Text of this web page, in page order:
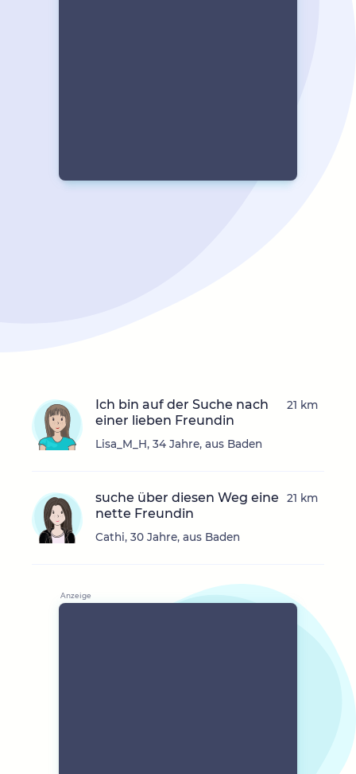
Ich bin auf der Suche nach
einer lieben Freundin
Lisa_M_H, 34 Jahre, aus Baden
21 km
suche über diesen Weg eine
nette Freundin
Cathi, 30 Jahre, aus Baden
21 km